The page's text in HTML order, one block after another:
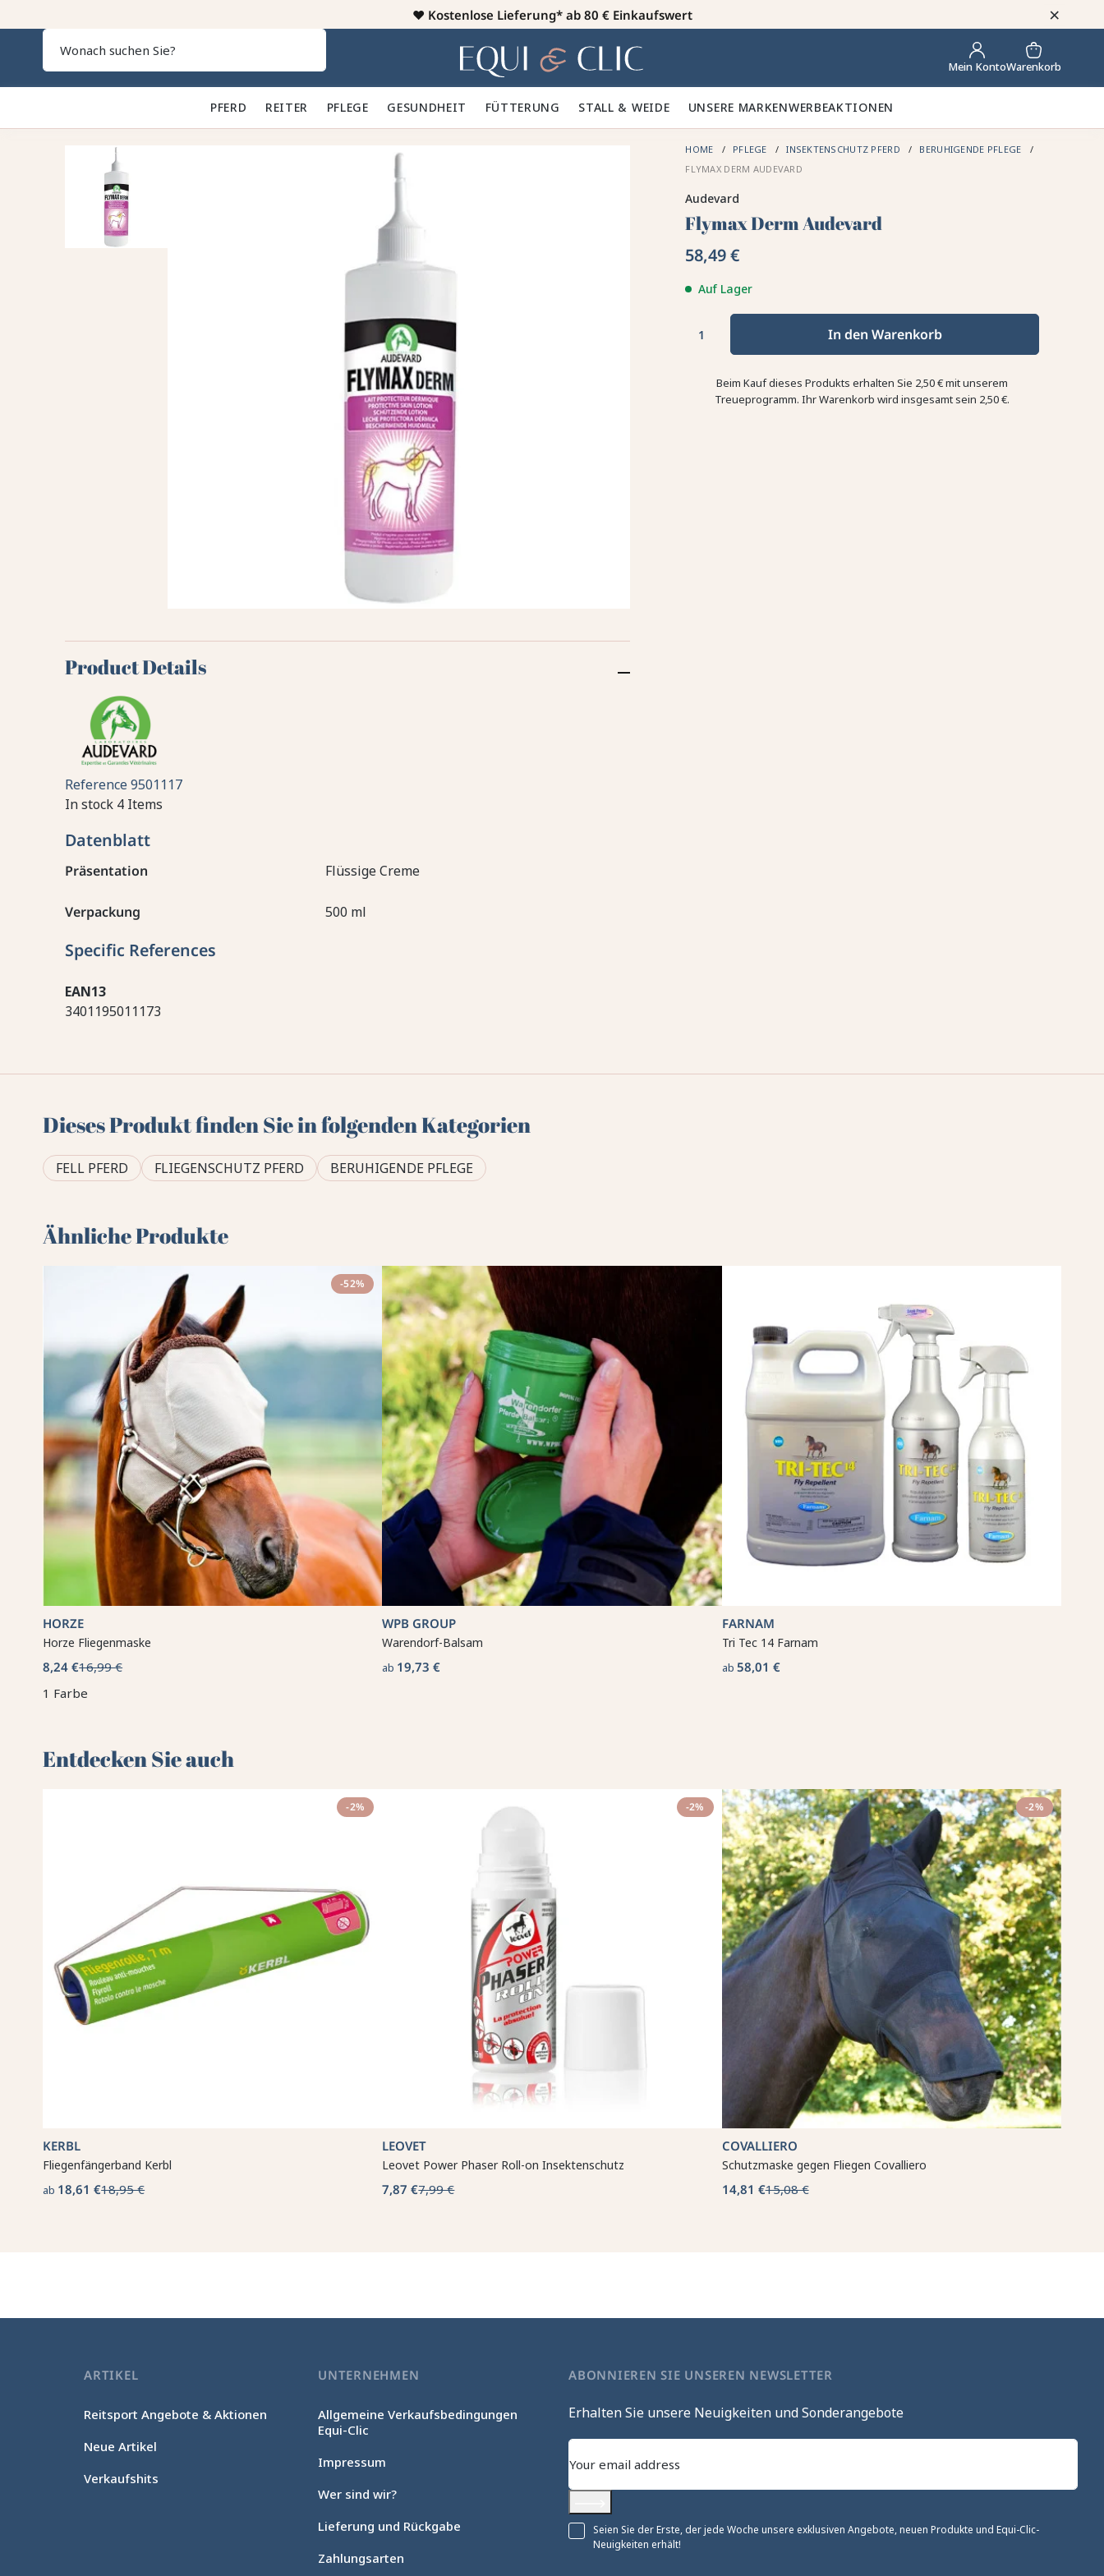
♥️ Kostenlose Lieferung* ab 80 € Einkaufswert ×
Heim Mein KontoWarenkorb
PFERD 🐎 REITER 👕 PFLEGE 🪮 GESUNDHEIT ✨ FÜTTERUNG 🥕 STALL & WEIDE 🍃 UNSERE MARKENWERBEAKTIONEN
HOME PFLEGE INSEKTENSCHUTZ PFERD
BERUHIGENDE PFLEGE
FLYMAX DERM AUDEVARD
Audevard
Flymax Derm Audevard
58,49 €
Auf Lager
In den Warenkorb
Beim Kauf dieses Produkts erhalten Sie 2,50 €mit unserem
Treueprogramm. Ihr Warenkorb wird insgesamt sein 2,50 €.
Product Details
Reference9501117
In stock 4 Items
Datenblatt
Präsentation Flüssige Creme
Verpackung 500 ml
Specific References
EAN13
3401195011173
Dieses Produkt finden Sie in folgenden Kategorien
FELL PFERD FLIEGENSCHUTZ PFERD BERUHIGENDE PFLEGE
Ähnliche Produkte
-52%
HORZE
Horze Fliegenmaske
8,24 €16,99 €
1 Farbe
WPB GROUP
Warendorf-Balsam
ab 19,73 €
FARNAM
Tri Tec 14 Farnam
ab 58,01 €
Entdecken Sie auch 🌻
-2%
KERBL
Fliegenfängerband Kerbl
ab 18,61 €18,95 €
-2%
LEOVET
Leovet Power Phaser Roll-on Insektenschutz
7,87 €7,99 €
-2%
COVALLIERO
Schutzmaske gegen Fliegen Covalliero
14,81 €15,08 €
ARTIKEL
Reitsport Angebote & Aktionen
Neue Artikel
Verkaufshits
UNTERNEHMEN
Allgemeine Verkaufsbedingungen
Equi-Clic
Impressum
Wer sind wir?
Lieferung und Rückgabe
Zahlungsarten
ABONNIEREN SIE UNSEREN NEWSLETTER
Erhalten Sie unsere Neuigkeiten und Sonderangebote
Abonnieren
Seien Sie der Erste, der jede Woche unsere exklusiven Angebote, neuen Produkte und Equi-Clic-
Neuigkeiten erhält!